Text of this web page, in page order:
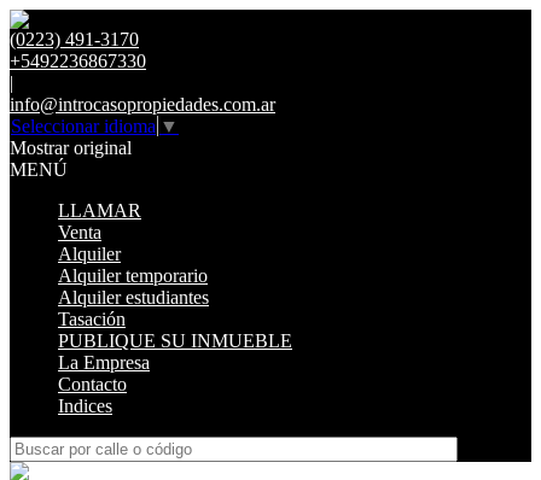
(0223) 491-3170
+5492236867330
|
info@introcasopropiedades.com.ar
Seleccionar idioma ▼
Mostrar original
MENÚ
LLAMAR
Venta
Alquiler
Alquiler temporario
Alquiler estudiantes
Tasación
PUBLIQUE SU INMUEBLE
La Empresa
Contacto
Indices